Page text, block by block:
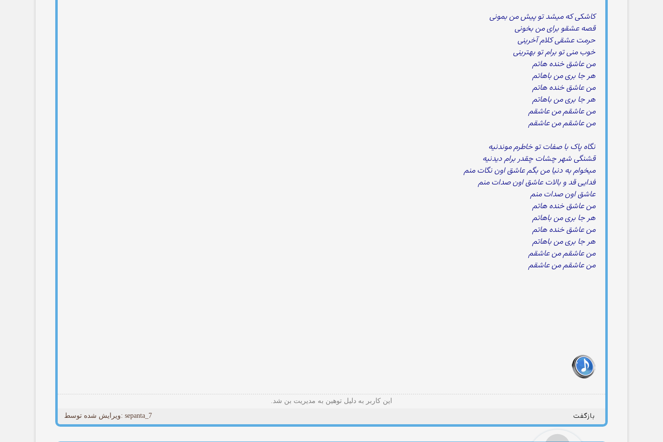
کاشکی که میشد تو پیش من بمونی
قصه عشقو برای من بخونی
حرمت عشقی کلام آخرینی
خوب منی تو برام تو بهترینی
من عاشق خنده هاتم
هر جا بری من باهاتم
من عاشق خنده هاتم
هر جا بری من باهاتم
من عاشقم من عاشقم
من عاشقم من عاشقم
نگاه پاک با صفات تو خاطرم موندنیه
قشنگی شهر چشات چقدر برام دیدنیه
میخوام به دنیا من بگم عاشق اون نگات منم
فدایی قد و بالات عاشق اون صدات منم
عاشق اون صدات منم
من عاشق خنده هاتم
هر جا بری من باهاتم
من عاشق خنده هاتم
هر جا بری من باهاتم
من عاشقم من عاشقم
من عاشقم من عاشقم
این کاربر به دلیل توهین به مدیریت بن شد.
بازگفت ویرایش شده توسط: sepanta_7